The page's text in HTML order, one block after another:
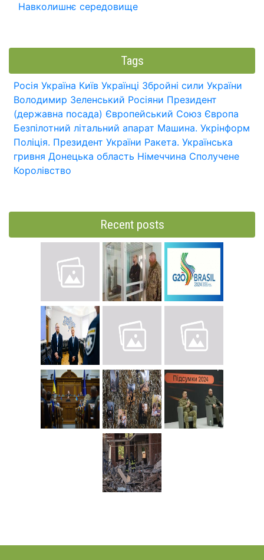
Навколишнє середовище
Tags
Росія Україна Київ Українці Збройні сили України
Володимир Зеленський Росіяни Президент
(державна посада) Європейський Союз Європа
Безпілотний літальний апарат Машина. Укрінформ
Поліція. Президент України Ракета. Українська
гривня Донецька область Німеччина Сполучене
Королівство
Recent posts